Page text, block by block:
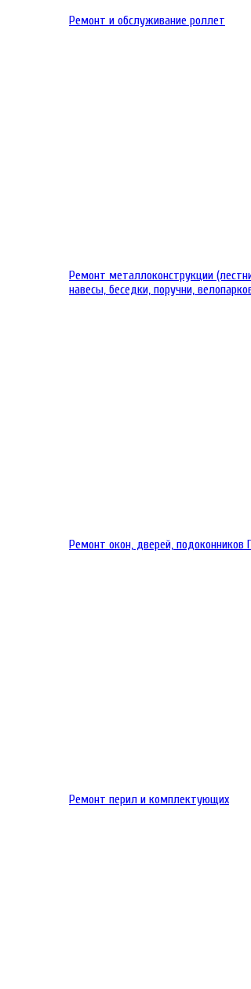
Ремонт и обслуживание роллет
Ремонт металлоконструкции
навесы, беседки, поручни,
Ремонт окон, дверей, подоконников
Ремонт перил и комплектующих